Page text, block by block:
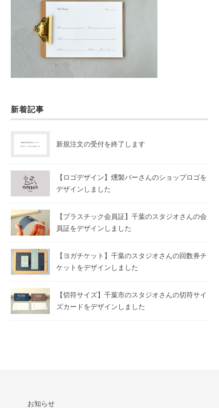
新着記事
新規注文の受付を終了します
【ロゴデザイン】燻製バーさんのショップロゴを
デザインしました
【プラスチック会員証】千葉のスタジオさんの会
員証をデザインしました
【ヨガチケット】千葉のスタジオさんの回数券チ
ケットをデザインしました
【切符サイズ】千葉市のスタジオさんの切符サイ
ズカードをデザインしました
お知らせ